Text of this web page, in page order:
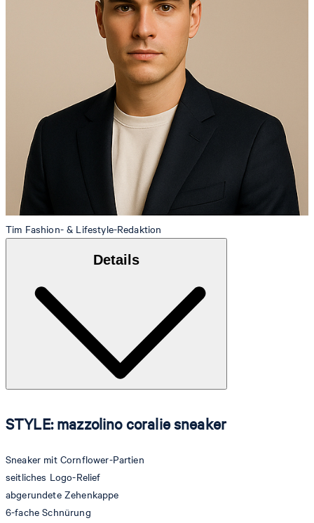
Tim Fashion- & Lifestyle-Redaktion
Details
STYLE: mazzolino coralie sneaker
Sneaker mit Cornflower-Partien
seitliches Logo-Relief
abgerundete Zehenkappe
6-fache Schnürung